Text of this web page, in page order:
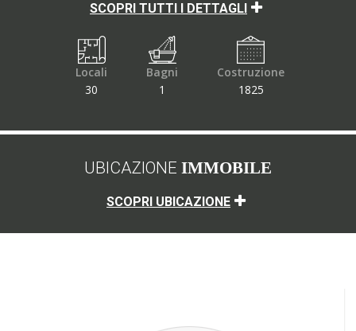
SCOPRI TUTTI I DETTAGLI
Locali
30
Bagni
1
Costruzione
1825
UBICAZIONE IMMOBILE
SCOPRI UBICAZIONE